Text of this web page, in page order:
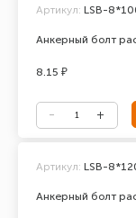
Анкерный болт
Артикул: LSB-
8.15 ₽
Анкерный болт
Артикул: LSB-